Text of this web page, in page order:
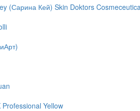
(Сарина Кей) Skin Doktors
Professional Yellow